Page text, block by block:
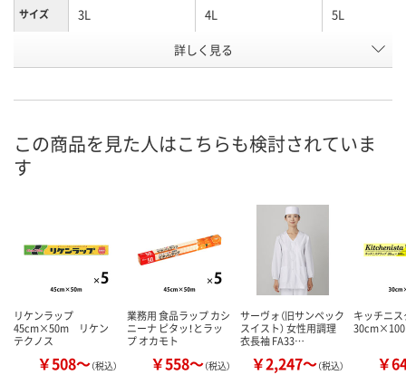
サイズ 3L 4L 5L
2939077 2939086
カゴへ
詳しく見る
この商品を見た人はこちらも検討されていま
す
リケンラップ
45cm×50m リケン
テクノス
￥508～（税込）
業務用 食品ラップ カシ
ニーナ ピタッ！とラッ
プ オカモト
￥558～（税込）
サーヴォ（旧サンペック
スイスト） 女性用調理
衣長袖 FA33…
￥2,247～（税込）
キッチニ
￥